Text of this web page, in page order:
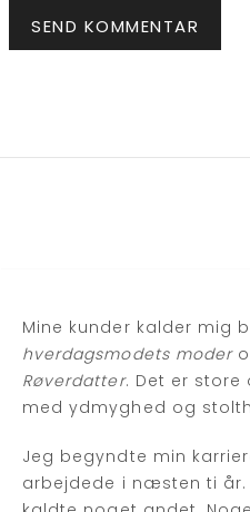
Mine kunder kalder mig
hverdagsmodets moder
Røverdatter. Det er
med ydmyghed og
Jeg begyndte min
arbejdede i næsten ti år.